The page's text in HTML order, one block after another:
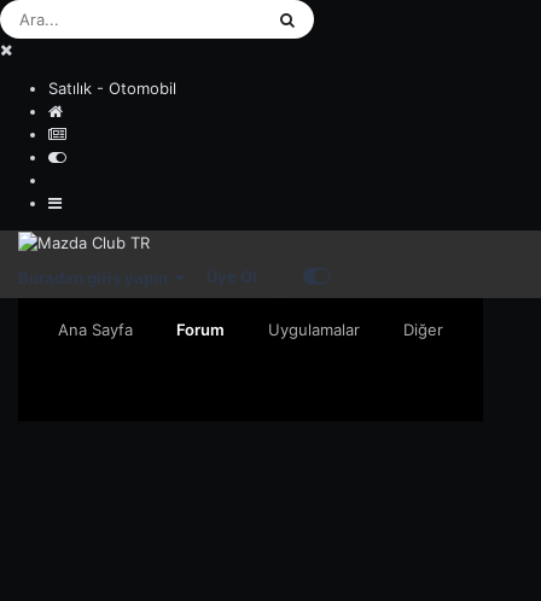
Satılık - Otomobil
Buradan giriş yapın Üye Ol
Ana Sayfa Forum Uygulamalar Diğer